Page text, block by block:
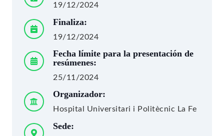
19/12/2024
Finaliza:
19/12/2024
Fecha límite para la presentación de
resúmenes:
25/11/2024
Organizador:
Hospital Universitari i Politècnic La Fe
Sede: